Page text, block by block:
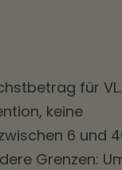
für VL.
keine
6 und
Grenzen: